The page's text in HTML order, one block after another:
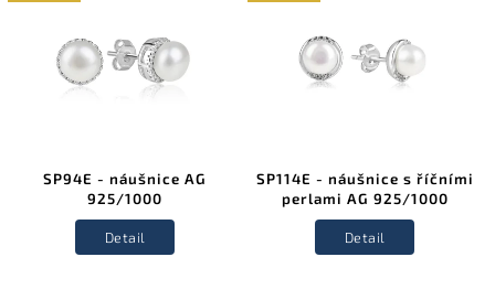
SP94E - náušnice AG
925/1000
Detail
SP114E - náušnice s říčními
perlami AG 925/1000
Detail